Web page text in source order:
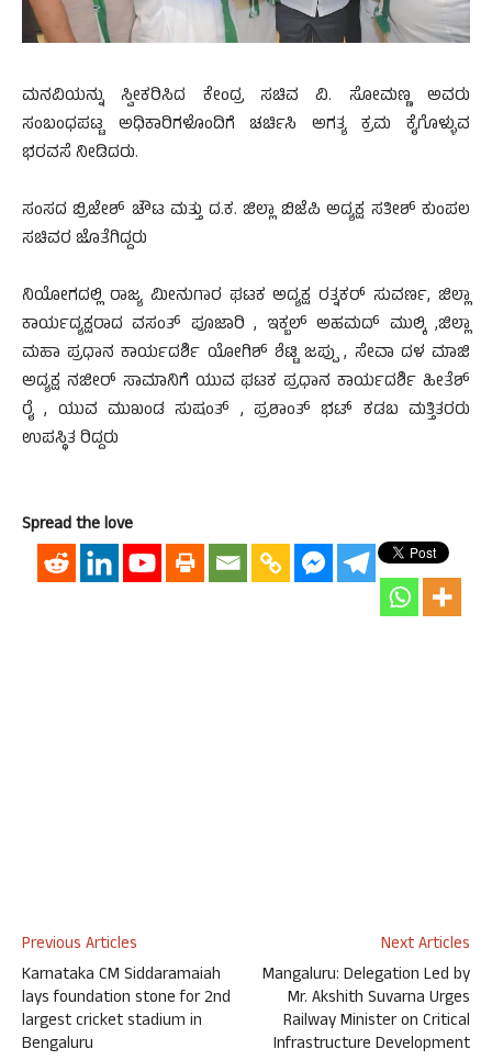
ಮನವಿಯನ್ನು ಸ್ವೀಕರಿಸಿದ ಕೇಂದ್ರ ಸಚಿವ ವಿ. ಸೋಮಣ್ಣ ಅವರು
ಸಂಬಂಧಪಟ್ಟ ಅಧಿಕಾರಿಗಳೊಂದಿಗೆ ಚರ್ಚಿಸಿ ಅಗತ್ಯ ಕ್ರಮ ಕೈಗೊಳ್ಳುವ
ಭರವಸೆ ನೀಡಿದರು.
ಸಂಸದ ಬ್ರಿಜೇಶ್ ಚೌಟ ಮತ್ತು ದ.ಕ. ಜಿಲ್ಲಾ ಬಿಜೆಪಿ ಅದ್ಯಕ್ಷ ಸತೀಶ್ ಕುಂಪಲ
ಸಚಿವರ ಜೊತೆಗಿದ್ದರು
ನಿಯೋಗದಲ್ಲಿ ರಾಜ್ಯ ಮೀನುಗಾರ ಘಟಕ ಅದ್ಯಕ್ಷ ರತ್ನಕರ್ ಸುವರ್ಣ, ಜಿಲ್ಲಾ
ಕಾರ್ಯದ್ಯಕ್ಷರಾದ ವಸಂತ್ ಪೂಜಾರಿ , ಇಕ್ಬಲ್ ಅಹಮದ್ ಮುಲ್ಕಿ ,ಜಿಲ್ಲಾ
ಮಹಾ ಪ್ರಧಾನ ಕಾರ್ಯದರ್ಶಿ ಯೋಗಿಶ್ ಶೆಟ್ಟಿ ಜಪ್ಪು , ಸೇವಾ ದಳ ಮಾಜಿ
ಅದ್ಯಕ್ಷ ನಜೀರ್ ಸಾಮಾನಿಗೆ ಯುವ ಘಟಕ ಪ್ರಧಾನ ಕಾರ್ಯದರ್ಶಿ ಹೀತೆಶ್
ರೈ , ಯುವ ಮುಖಂಡ ಸುಷಂತ್ , ಪ್ರಶಾಂತ್ ಭಟ್ ಕಡಬ ಮತ್ತಿತರರು
ಉಪಸ್ಥಿತ ರಿದ್ದರು
Spread the love
Previous Articles
Karnataka CM Siddaramaiah
lays foundation stone for 2nd
largest cricket stadium in
Bengaluru
Next Articles
Mangaluru: Delegation Led by
Mr. Akshith Suvarna Urges
Railway Minister on Critical
Infrastructure Development